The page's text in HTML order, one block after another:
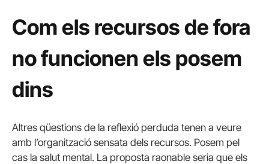
Com els recursos de fora
no funcionen els posem
dins
Altres qüestions de la reflexió perduda tenen a veure
amb l’organització sensata dels recursos. Posem pel
cas la salut mental. La proposta raonable seria que els